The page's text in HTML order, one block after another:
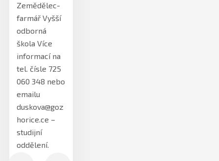
Zemědělec-
farmář Vyšší
odborná
škola Více
informací na
tel. čísle 725
060 348 nebo
emailu
duskova@goz
horice.ce –
studijní
oddělení.